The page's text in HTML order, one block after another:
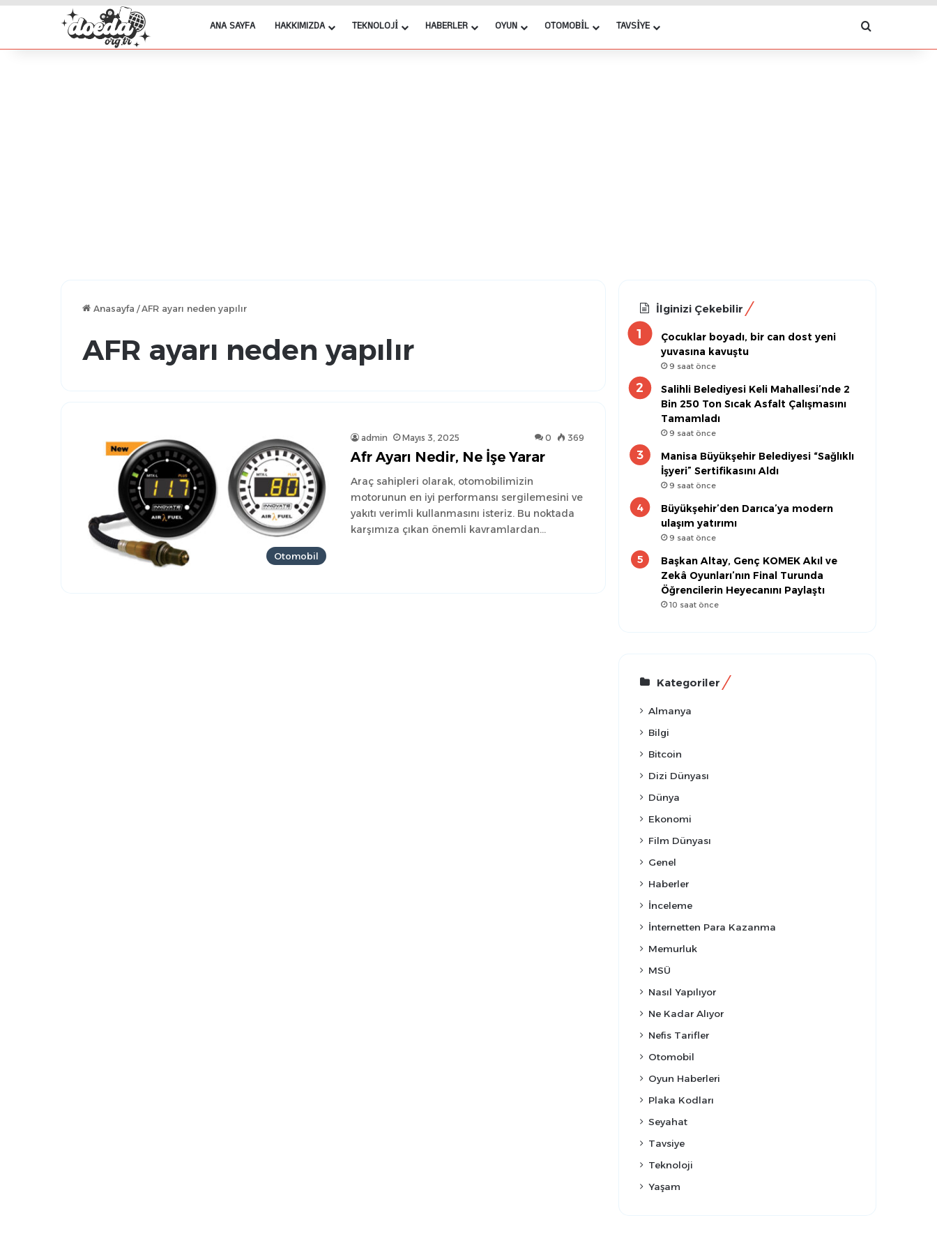
ANA SAYFA HAKKIMIZDA TEKNOLOJI HABERLER OYUN OTOMOBIL TAVSIYE Arama yap
Anasayfa /AFR ayarı neden yapılır
AFR ayarı neden yapılır
Otomobil
admin Mayıs 3, 2025 0 369
Afr Ayarı Nedir, Ne İşe Yarar
Araç sahipleri olarak, otomobilimizin
motorunun en iyi performansı sergilemesini ve
yakıtı verimli kullanmasını isteriz. Bu noktada
karşımıza çıkan önemli kavramlardan…
İlginizi Çekebilir
Çocuklar boyadı, bir can dost yeni
yuvasına kavuştu
9 saat önce
Salihli Belediyesi Keli Mahallesi’nde 2
Bin 250 Ton Sıcak Asfalt Çalışmasını
Tamamladı
9 saat önce
Manisa Büyükşehir Belediyesi “Sağlıklı
İşyeri” Sertifikasını Aldı
9 saat önce
Büyükşehir’den Darıca’ya modern
ulaşım yatırımı
9 saat önce
Başkan Altay, Genç KOMEK Akıl ve
Zekâ Oyunları’nın Final Turunda
Öğrencilerin Heyecanını Paylaştı
10 saat önce
Kategoriler
Almanya
Bilgi
Bitcoin
Dizi Dünyası
Dünya
Ekonomi
Film Dünyası
Genel
Haberler
İnceleme
İnternetten Para Kazanma
Memurluk
MSÜ
Nasıl Yapılıyor
Ne Kadar Alıyor
Nefis Tarifler
Otomobil
Oyun Haberleri
Plaka Kodları
Seyahat
Tavsiye
Teknoloji
Yaşam